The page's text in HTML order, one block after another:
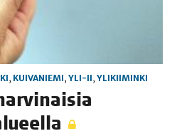
, KUIVANIEMI, YLI-II, YLIKIIMINKI